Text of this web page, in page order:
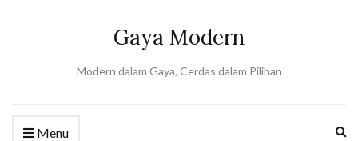
Gaya Modern
Modern dalam Gaya, Cerdas dalam Pilihan
Menu